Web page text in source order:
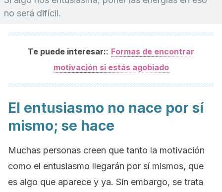
no será difícil.
Te puede interesar:: Formas de encontrar
motivación si estás agobiado
El entusiasmo no nace por sí
mismo; se hace
Muchas personas creen que tanto la motivación
como el entusiasmo llegarán por sí mismos, que
es algo que aparece y ya. Sin embargo, se trata